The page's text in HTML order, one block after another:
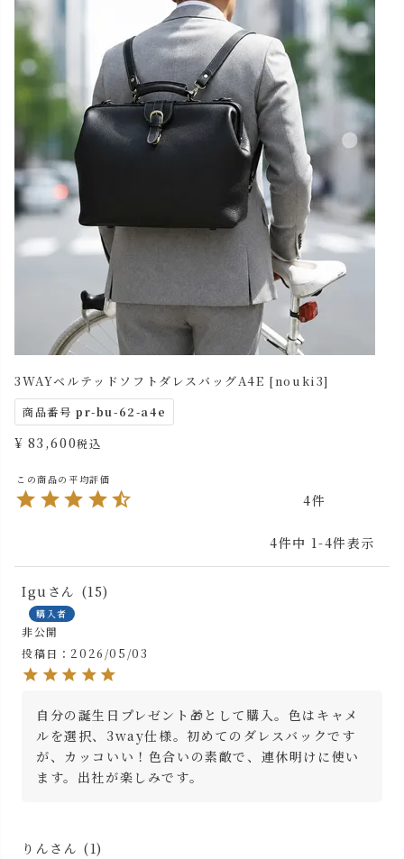
3WAYベルテッドソフトダレスバッグA4E [nouki3]
商品番号 pr-bu-62-a4e
¥ 83,600税込
4
4件中 1-4件表示
Igu 15
購入者
非公開
投稿日
2026/05/03
自分の誕生日プレゼント🎁として購入。色はキャメ
ルを選択、3way仕様。初めてのダレスバックです
が、カッコいい！色合いの素敵で、連休明けに使い
ます。出社が楽しみです。
りん 1